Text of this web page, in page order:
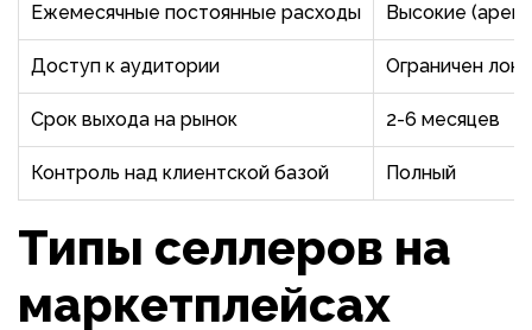
Ежемесячные постоянные расходы Высокие
Доступ к аудитории Ограничен
Срок выхода на рынок 2-6 месяцев
Контроль над клиентской базой Полный
Типы селлеров на
маркетплейсах